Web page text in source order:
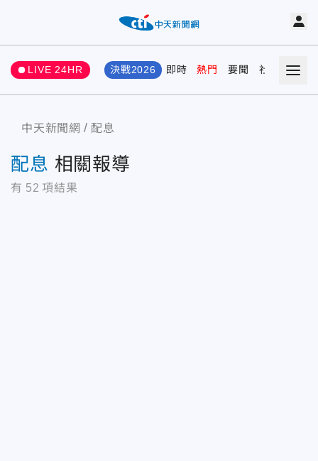
LIVE 24HR 決戰2026 即時 熱門 要聞 社會 娛樂
中天新聞網 配息
配息 相關報導
有 52 項結果